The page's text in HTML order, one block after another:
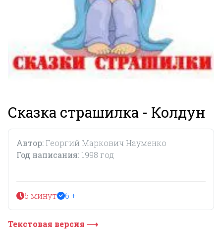
Сказка страшилка - Колдун
Автор: Георгий Маркович Науменко
Год написания: 1998 год
5 минут 6 +
Текстовая версия ⟶